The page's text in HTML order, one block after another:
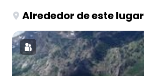
Alrededor de este lugar